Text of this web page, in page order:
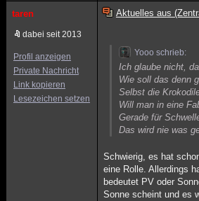
taren
dabei seit 2013
Profil anzeigen
Private Nachricht
Link kopieren
Lesezeichen setzen
Aktuelles aus
Yooo schrieb:
Ich glaube nicht,
Wie soll das denn
Selbst die
Will man in eine
Gerade für
Das wird nie was
Schwierig, es hat
eine Rolle. Allerdings
bedeutet PV oder
Sonne scheint und es